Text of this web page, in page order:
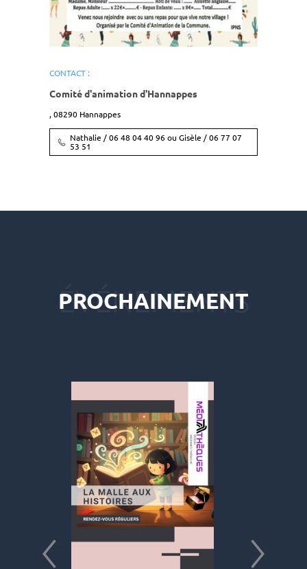
CONTACT :
Comité d'animation d'Hannappes
, 08290 Hannappes
Nathalie / 06 48 04 40 96 ou Gisèle / 06 77 07
53 51
PROCHAINEMENT